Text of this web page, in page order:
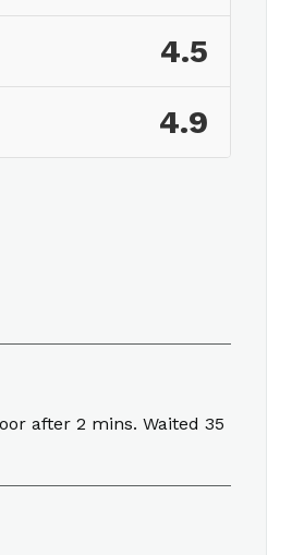
4.5
4.9
after 2 mins. Waited 35